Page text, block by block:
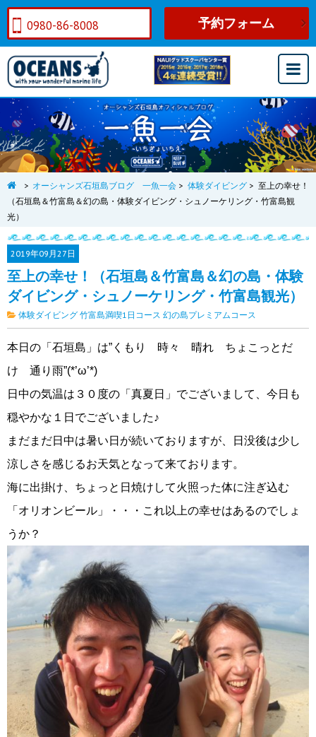
0980-86-8008 予約フォーム
> オーシャンズ石垣島ブログ 一魚一会 > 体験ダイビング > 至上の幸せ！
（石垣島＆竹富島＆幻の島・体験ダイビング・シュノーケリング・竹富島観
光）
2019年09月27日
至上の幸せ！（石垣島＆竹富島＆幻の島・体験
ダイビング・シュノーケリング・竹富島観光）
体験ダイビング 竹富島満喫1日コース 幻の島プレミアムコース
本日の「石垣島」は”くもり 時々 晴れ ちょこっとだ
け 通り雨”(*’ω’*)
日中の気温は３０度の「真夏日」でございまして、今日も
穏やかな１日でございました♪
まだまだ日中は暑い日が続いておりますが、日没後は少し
涼しさを感じるお天気となって来ております。
海に出掛け、ちょっと日焼けして火照った体に注ぎ込む
「オリオンビール」・・・これ以上の幸せはあるのでしょ
うか？